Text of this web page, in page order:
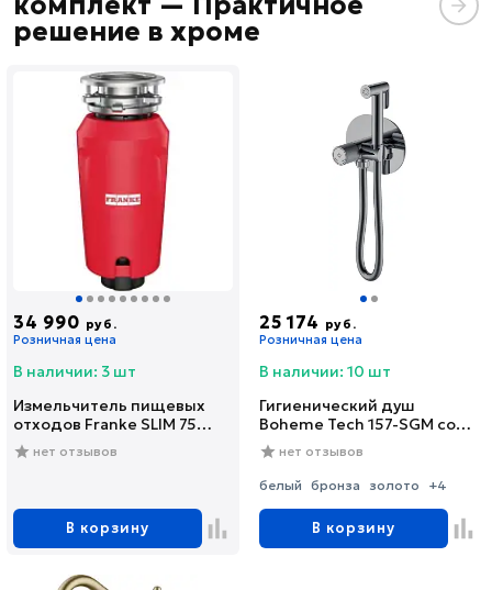
решение в хроме
34 990 руб.
Розничная цена
В наличии: 3 шт
Измельчитель пищевых
отходов Franke SLIM 75
(134.0715.096)
нет отзывов
В корзину
25 174 руб.
Розничная цена
В наличии: 10 шт
Гигиенический душ
Boheme Tech 157-SGM со
смесителем, С
ВНУТРЕННЕЙ ЧАСТЬЮ,
shine gun metal
нет отзывов
белый бронза золото +4
В корзину